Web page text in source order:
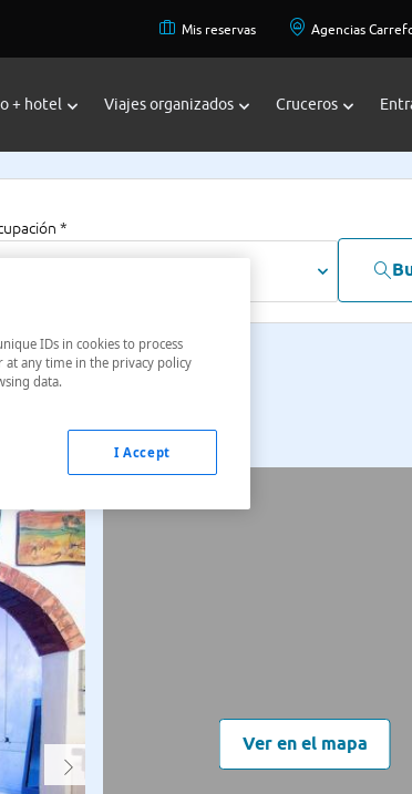
Mis reservas Agencias
+ hotel Viajes organizados Cruceros
*
Ver en el mapa
IDs in cookies to process
at any time in the privacy policy
data.
I Accept